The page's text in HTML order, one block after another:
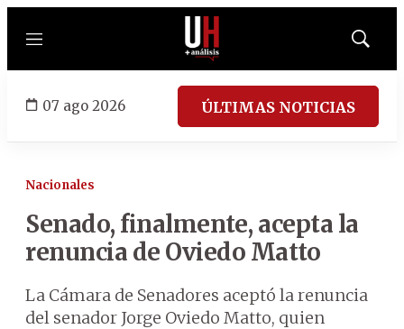
Menú
Mostrar
07 ago 2026 ÚLTIMAS NOTICIAS
Nacionales
Senado, finalmente, acepta la
renuncia de Oviedo Matto
La Cámara de Senadores aceptó la renuncia
del senador Jorge Oviedo Matto, quien